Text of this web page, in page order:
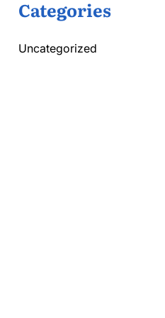
Categories
Uncategorized